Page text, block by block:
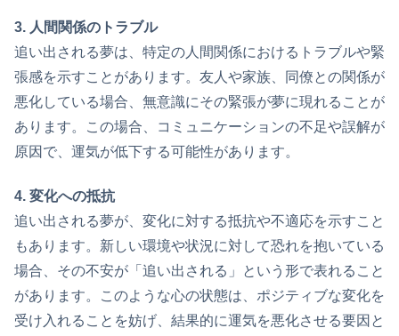
3. 人間関係のトラブル
追い出される夢は、特定の人間関係におけるトラブルや緊
張感を示すことがあります。友人や家族、同僚との関係が
悪化している場合、無意識にその緊張が夢に現れることが
あります。この場合、コミュニケーションの不足や誤解が
原因で、運気が低下する可能性があります。
4. 変化への抵抗
追い出される夢が、変化に対する抵抗や不適応を示すこと
もあります。新しい環境や状況に対して恐れを抱いている
場合、その不安が「追い出される」という形で表れること
があります。このような心の状態は、ポジティブな変化を
受け入れることを妨げ、結果的に運気を悪化させる要因と